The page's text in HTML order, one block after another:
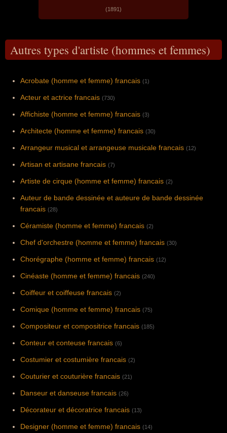
(1891)
Autres types d'artiste (hommes et femmes)
Acrobate (homme et femme) francais (1)
Acteur et actrice francais (730)
Affichiste (homme et femme) francais (3)
Architecte (homme et femme) francais (30)
Arrangeur musical et arrangeuse musicale francais (12)
Artisan et artisane francais (7)
Artiste de cirque (homme et femme) francais (2)
Auteur de bande dessinée et auteure de bande dessinée
francais (28)
Céramiste (homme et femme) francais (2)
Chef d'orchestre (homme et femme) francais (30)
Chorégraphe (homme et femme) francais (12)
Cinéaste (homme et femme) francais (240)
Coiffeur et coiffeuse francais (2)
Comique (homme et femme) francais (75)
Compositeur et compositrice francais (185)
Conteur et conteuse francais (6)
Costumier et costumière francais (2)
Couturier et couturière francais (21)
Danseur et danseuse francais (26)
Décorateur et décoratrice francais (13)
Designer (homme et femme) francais (14)